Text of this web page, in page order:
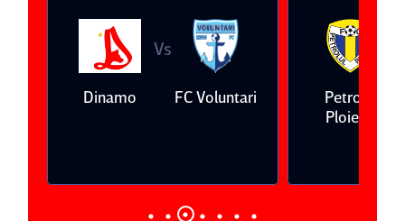
Dinamo
Vs
FC Voluntari
Petrolul
Ploieşti